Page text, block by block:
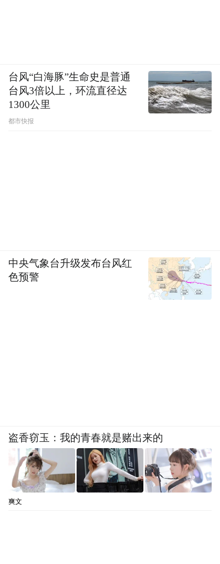
台风“白海豚”生命史是普通
台风3倍以上，环流直径达
1300公里
都市快报
中央气象台升级发布台风红
色预警
盗香窃玉：我的青春就是赌出来的
爽文